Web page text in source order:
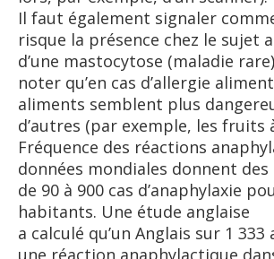
Il faut également signaler
risque la présence chez le sujet
d’une mastocytose (maladie
noter qu’en cas d’allergie
aliments semblent plus
d’autres (par exemple, les fruits
Fréquence des réactions
données mondiales donnent
de 90 à 900 cas d’anaphylaxie
habitants. Une étude anglaise
a calculé qu’un Anglais sur 1